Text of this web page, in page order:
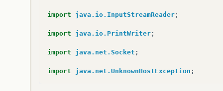
import java.io.InputStreamReader ;
import java.io.PrintWriter ;
import java.net.Socket ;
import java.net.UnknownHostException ;